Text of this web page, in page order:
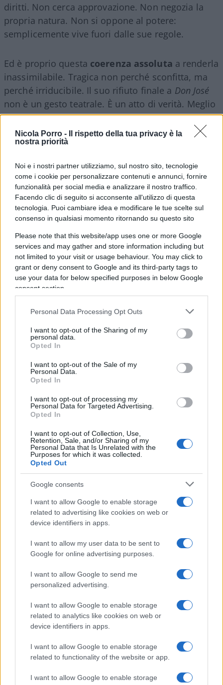
Nicola Porro -
Il rispetto della tua privacy è la
nostra priorità
Noi e i nostri partner utilizziamo, sul nostro sito, tecnologie
come i cookie per personalizzare contenuti e annunci, fornire
funzionalità per social media e analizzare il nostro traffico.
Facendo clic di seguito si acconsente all'utilizzo di questa
tecnologia. Puoi cambiare idea e modificare le tue scelte sul
consenso in qualsiasi momento ritornando su questo sito
Please note that this website/app uses one or more Google
services and may gather and store information including but
not limited to your visit or usage behaviour. You may click to
grant or deny consent to Google and its third-party tags to
use your data for below specified purposes in below Google
consent section.
Personal Data Processing Opt Outs
I want to opt-out of the Sharing of my
personal data.
Opted In
I want to opt-out of the Sale of my
Personal Data.
Opted In
I want to opt-out of processing my
Personal Data for Targeted Advertising.
Opted In
I want to opt-out of Collection, Use,
Retention, Sale, and/or Sharing of my
Personal Data that Is Unrelated with the
Purposes for which it was collected.
Opted Out
Google consents
I want to allow Google to enable storage
related to advertising like cookies on web or
device identifiers in apps.
I want to allow my user data to be sent to
Google for online advertising purposes.
I want to allow Google to send me
personalized advertising.
I want to allow Google to enable storage
related to analytics like cookies on web or
device identifiers in apps.
I want to allow Google to enable storage
related to functionality of the website or app.
I want to allow Google to enable storage
diritti. Non cerca approvazione. Non negozia la
propria natura. Non si oppone al potere:
semplicemente vive fuori dalle sue regole.
Ed è proprio questa coerenza assoluta a renderla
inassimilabile. Tragica non perché sconfitta, ma
perché irriducibile. Il suo rifiuto finale a Don José
non è un gesto teatrale. È un atto di verità. Meglio
morire che tradirsi.
Un’opera che svuota il potere
Nel mondo diCarmenla morale borghese non
salva nessuno, la legge non ristabilisce l’ordine,
l’autorità non viene distrutta con la violenza: viene
resa ridicola. Secondo Venezi, l’opera è “una presa
in giro strutturale dell’autorità”. Ed è proprio
questa ironia a renderla sovversiva. Il potere
non viene abbattuto: viene svuotato.
Un’operazione ben più destabilizzante.
Il contagio della libertà
Venezi richiama ancheFriedrich Nietzsche, che
nei suoi scritti polemici contro Wagner esaltava
Carmen
come “un brivido luminoso del sud”, una
musica che guarda al Mediterraneo.
Ma il vero detonatore non è il finale tragico. È il
secondo atto. Lì, spiega Venezi, non si celebra una
libertà ideologica o patriottica. Si canta una libertà
fisica, personale, dionisiaca. Un grido collettivo
proprio questo a spaventare: non Carmen come
individuo, mala libertà come fenomeno